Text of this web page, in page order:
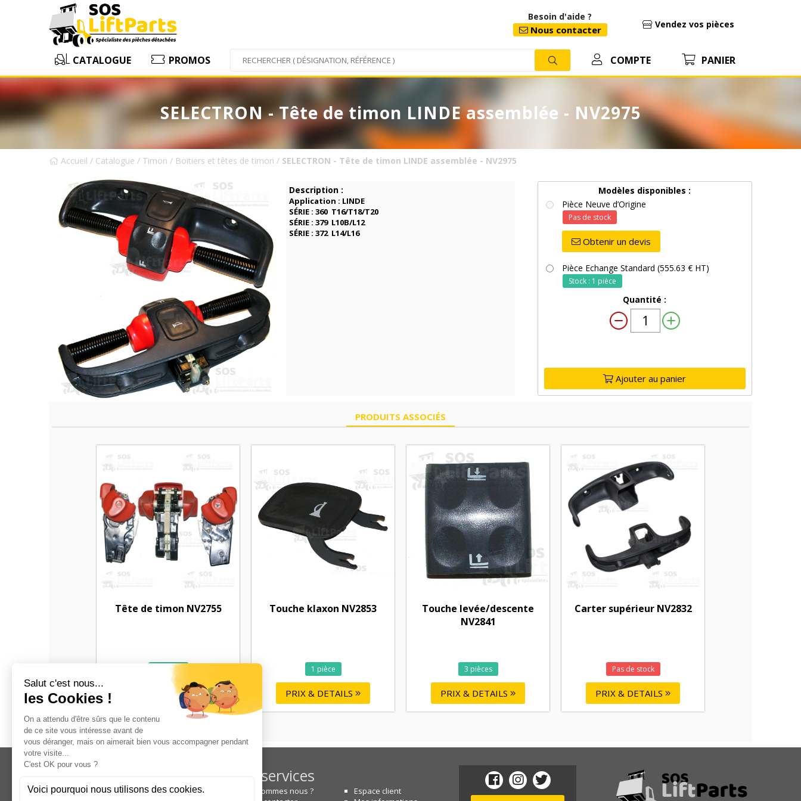
Besoin d'aide ?
Nous contacter Vendez vos pièces
CATALOGUE PROMOS COMPTE PANIER
SELECTRON - Tête de timon LINDE assemblée - NV2975
Accueil / Catalogue / Timon / Boitiers et têtes de timon / SELECTRON - Tête de timon LINDE assemblée - NV2975
Description :
Application : LINDE
SÉRIE : 360 T16/T18/T20
SÉRIE : 379 L10B/L12
SÉRIE : 372 L14/L16
Modèles disponibles :
Pièce Neuve d’Origine
Pas de stock
Obtenir un devis
Pièce Echange Standard (555.63 € HT)
Stock : 1 pièce
Quantité :
Ajouter au panier
PRODUITS ASSOCIÉS
Tête de timon NV2755
2 pièces
PRIX & DETAILS
Touche klaxon NV2853
1 pièce
PRIX & DETAILS
Touche levée/descente
NV2841
3 pièces
PRIX & DETAILS
Carter supérieur NV2832
Pas de stock
PRIX & DETAILS
13, ROUTE DE CORBEIL - BP 23
Nos services
Qui sommes nous ?
Espace client